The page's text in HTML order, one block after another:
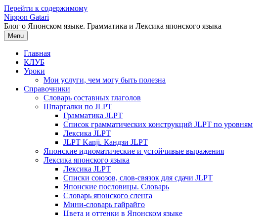
Перейти к содержимому
Nippon Gatari
Блог о Японском языке. Грамматика и Лексика японского языка
Menu
Главная
КЛУБ
Уроки
Мои услуги, чем могу быть полезна
Справочники
Словарь составных глаголов
Шпаргалки по JLPT
Грамматика JLPT
Список грамматических конструкций JLPT по уровням
Лексика JLPT
JLPT Kanji. Кандзи JLPT
Японские идиоматические и устойчивые выражения
Лексика японского языка
Лексика JLPT
Списки союзов, слов-связок для сдачи JLPT
Японские пословицы. Словарь
Словарь японского сленга
Мини-словарь гайрайго
Цвета и оттенки в Японском языке